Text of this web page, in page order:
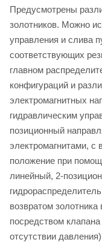
Предусмотрены
золотников. Можно
управления и слива
соответствующих
главном
конфигураций и
электромагнитных
гидравлическим
позиционный
электромагнитами, с
положение при
линейный, 2-
возвратом
посредством
отсутствии